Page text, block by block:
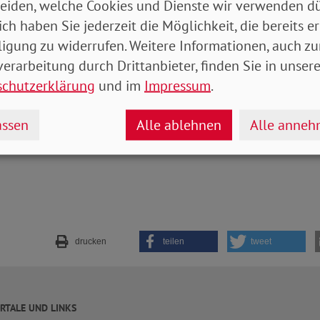
Nachdruck unsere Forderung nach 100 Euro
während der Krise“, so Bauer.
Müller-Zetzsche
drucken teilen tweet
UND LINKS
welche Cookies und Dienste wir verwenden
haben Sie jederzeit die Möglichkeit, die bereits
zu widerrufen. Weitere Informationen, auch
durch Drittanbieter, finden Sie in
und im Impressum.
Alle ablehnen Alle